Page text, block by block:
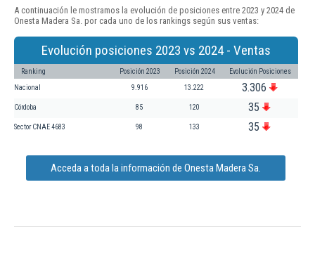
A continuación le mostramos la evolución de posiciones entre 2023 y 2024 de
Onesta Madera Sa. por cada uno de los rankings según sus ventas:
Evolución posiciones 2023 vs 2024 - Ventas
Ranking Posición 2023 Posición 2024 Evolución Posiciones
Nacional 9.916 13.222 3.306
Córdoba 85 120 35
Sector CNAE 4683 98 133 35
Acceda a toda la información de Onesta Madera Sa.